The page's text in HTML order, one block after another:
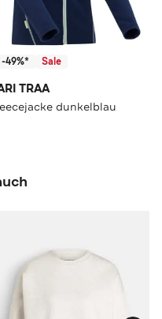
-49%* Sale
TRAA
dunkelblau